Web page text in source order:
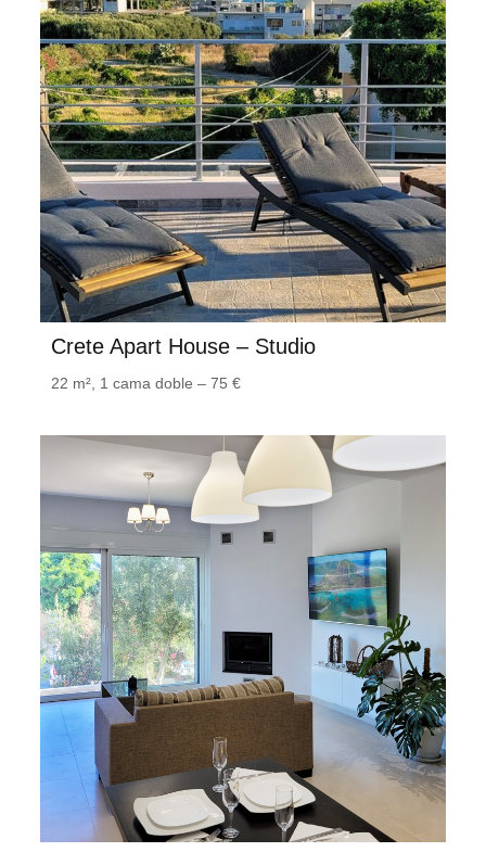
Crete Apart House – Studio
Crete Apart House – Studio
22 m², 1 cama doble – 75 €
Apartamento en Creta – Norte